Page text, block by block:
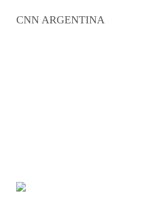
CNN ARGENTINA